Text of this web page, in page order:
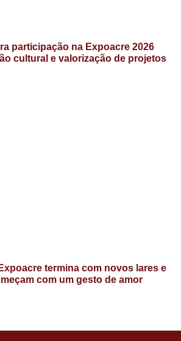
participação na Expoacre 2026
cultural e valorização de projetos
termina com novos lares e
com um gesto de amor